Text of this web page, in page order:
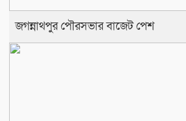
জগন্নাথপুর পৌরসভার বাজেট পেশ